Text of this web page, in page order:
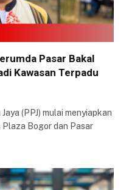
Pasar Bakal
Kawasan Terpadu
(PPJ) mulai menyiapkan
Bogor dan Pasar